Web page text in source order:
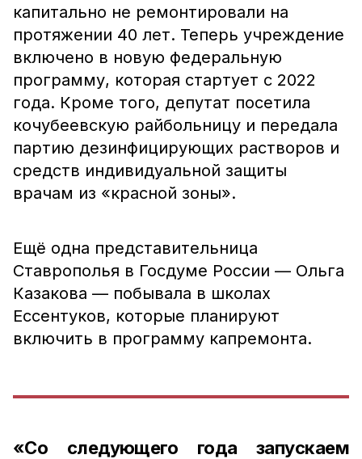
капитально не ремонтировали на
протяжении 40 лет. Теперь учреждение
включено в новую федеральную
программу, которая стартует с 2022
года. Кроме того, депутат посетила
кочубеевскую райбольницу и передала
партию дезинфицирующих растворов и
средств индивидуальной защиты
врачам из «красной зоны».
Ещё одна представительница
Ставрополья в Госдуме России — Ольга
Казакова — побывала в школах
Ессентуков, которые планируют
включить в программу капремонта.
«Со следующего года запускаем